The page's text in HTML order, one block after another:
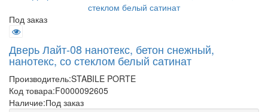
Под заказ
Дверь Лайт-08 нанотекс, бетон снежный,
нанотекс, со стеклом белый сатинат
Производитель:STABILE PORTE
Код товара:F0000092605
Наличие:Под заказ